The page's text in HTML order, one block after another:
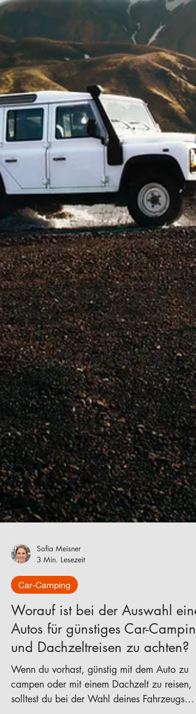
3 Min. Lesezeit
Car-Camping
Worauf ist bei der Auswahl
Autos für günstiges Car-Camping
und Dachzeltreisen zu achten?
Wenn du vorhast, günstig mit dem Auto zu
campen oder mit einem Dachzelt zu reisen,